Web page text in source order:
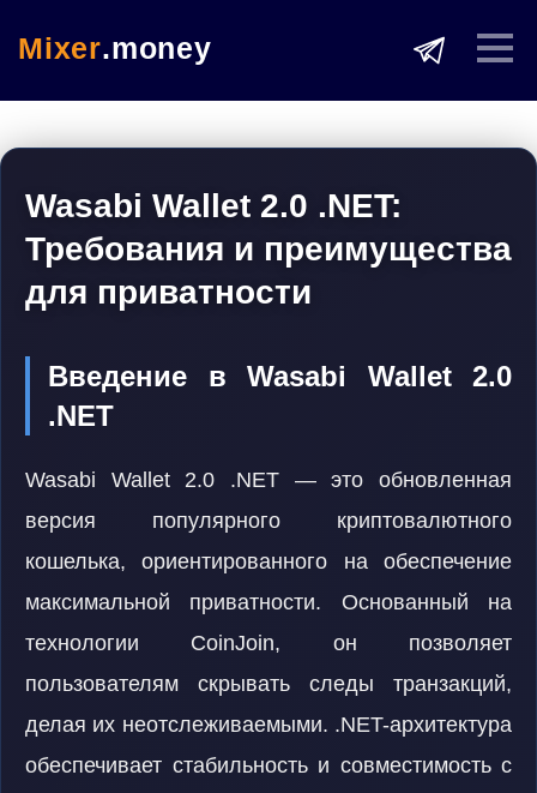
Mixer.money
Wasabi Wallet 2.0 .NET:
Требования и преимущества
для приватности
Введение в Wasabi Wallet 2.0
.NET
Wasabi Wallet 2.0 .NET — это обновленная
версия популярного криптовалютного
кошелька, ориентированного на обеспечение
максимальной приватности. Основанный на
технологии CoinJoin, он позволяет
пользователям скрывать следы транзакций,
делая их неотслеживаемыми. .NET-архитектура
обеспечивает стабильность и совместимость с